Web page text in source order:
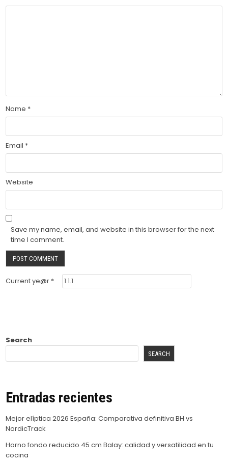
Name *
Email *
Website
Save my name, email, and website in this browser for the next
time I comment.
Current ye@r *
Search
SEARCH
Entradas recientes
Mejor elíptica 2026 España: Comparativa definitiva BH vs
NordicTrack
Horno fondo reducido 45 cm Balay: calidad y versatilidad en tu
cocina